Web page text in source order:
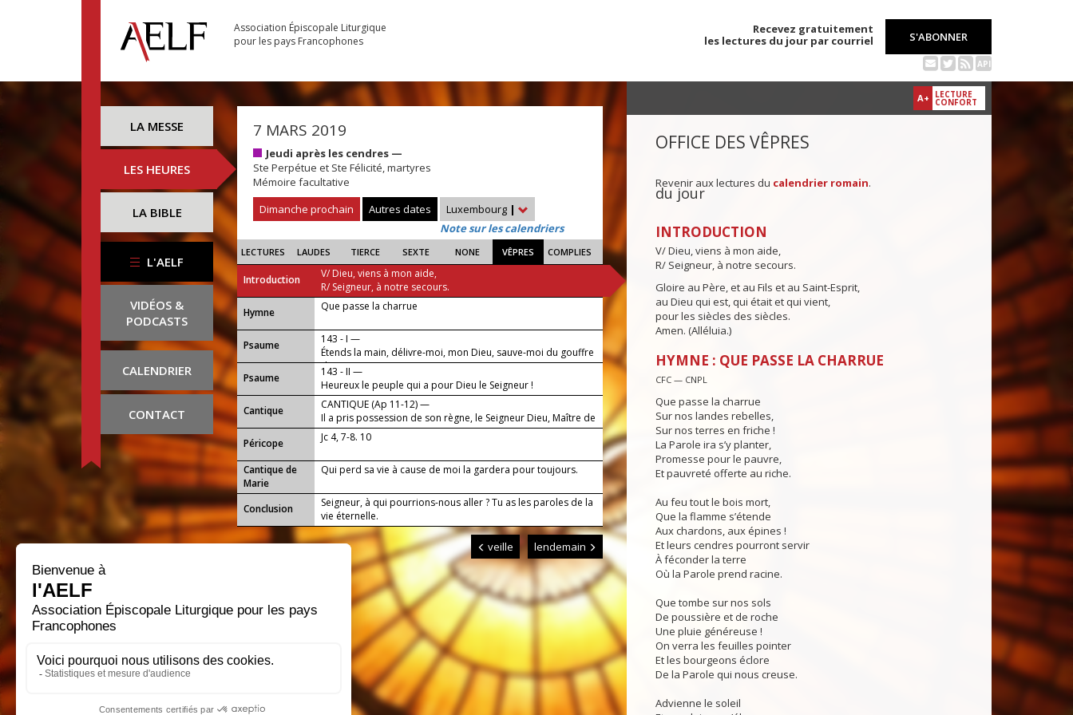
Association Épiscopale Liturgique
pour les pays Francophones
Recevez gratuitement
les lectures du jour par courriel
S'ABONNER
API
LA MESSE
LES HEURES
LA BIBLE
L'AELF
VIDÉOS &
PODCASTS
CALENDRIER
CONTACT
7 MARS 2019
Jeudi après les cendres —
Ste Perpétue et Ste Félicité, martyres
Mémoire facultative
Dimanche prochain
Autres dates Luxembourg |
Note sur les calendriers
LECTURES LAUDES TIERCE SEXTE NONE VÊPRES COMPLIES
Introduction
V/ Dieu, viens à mon aide,
R/ Seigneur, à notre secours.
...
Hymne Que passe la charrue
Psaume
143 - I —
Étends la main, délivre-moi, mon Dieu, sauve-moi du gouffre
des eaux.
Psaume
143 - II —
Heureux le peuple qui a pour Dieu le Seigneur !
Cantique
CANTIQUE (Ap 11-12) —
Il a pris possession de son règne, le Seigneur Dieu, Maître de
tout !
Péricope
Jc 4, 7-8. 10
Cantique de
Marie
Qui perd sa vie à cause de moi la gardera pour toujours.
Conclusion
Seigneur, à qui pourrions-nous aller ? Tu as les paroles de la
vie éternelle.
veille lendemain
A+ LECTURE
CONFORT
OFFICE DES VÊPRES
Revenir aux lectures du calendrier romain.
du jour
INTRODUCTION
V/ Dieu, viens à mon aide,
R/ Seigneur, à notre secours.
Gloire au Père, et au Fils et au Saint-Esprit,
au Dieu qui est, qui était et qui vient,
pour les siècles des siècles.
Amen. (Alléluia.)
HYMNE : QUE PASSE LA CHARRUE
CFC — CNPL
Que passe la charrue
Sur nos landes rebelles,
Sur nos terres en friche !
La Parole ira s’y planter,
Promesse pour le pauvre,
Et pauvreté offerte au riche.
Au feu tout le bois mort,
Que la flamme s’étende
Aux chardons, aux épines !
Et leurs cendres pourront servir
À féconder la terre
Où la Parole prend racine.
Que tombe sur nos sols
De poussière et de roche
Une pluie généreuse !
On verra les feuilles pointer
Et les bourgeons éclore
De la Parole qui nous creuse.
Advienne le soleil